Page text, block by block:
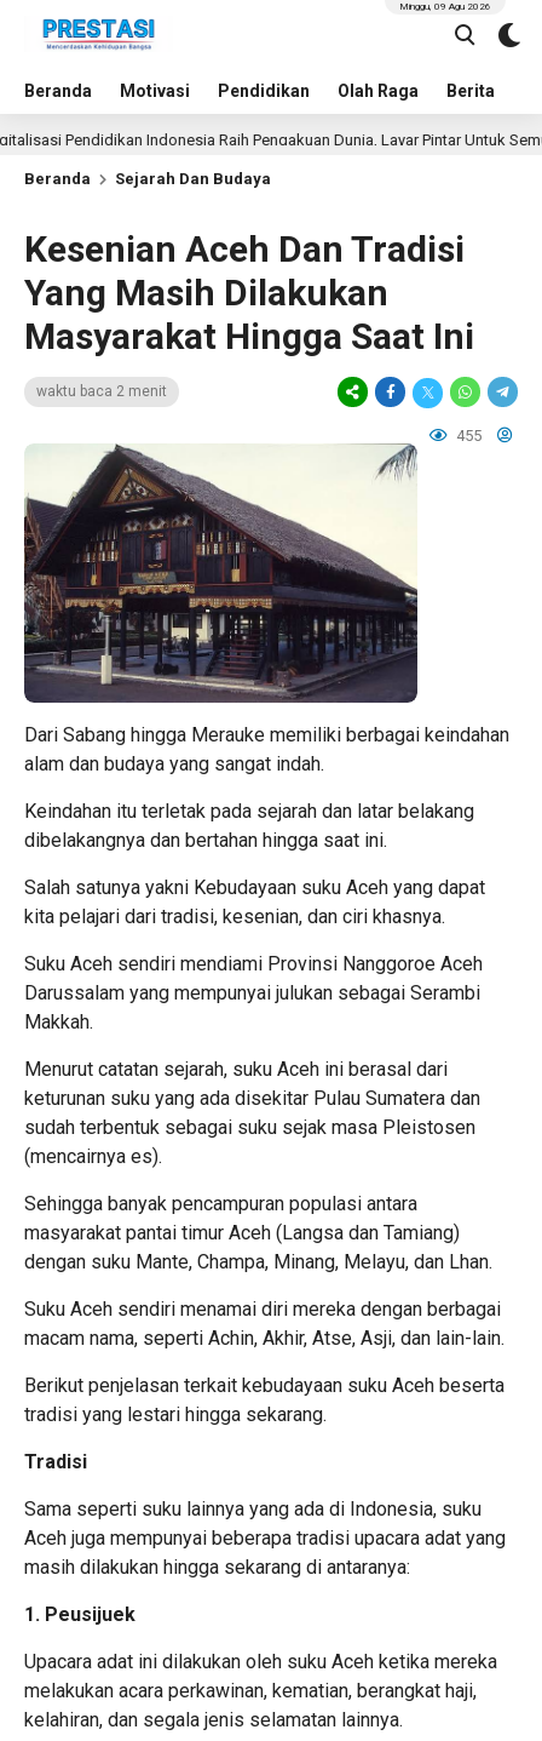
Beranda Motivasi Pendidikan Olah Raga Berita
Minggu, 09 Agu 2026
Pendidikan Indonesia Raih Pengakuan Dunia, Layar Pintar Untuk Semua
Beranda Sejarah Dan Budaya
Kesenian Aceh Dan Tradisi
Yang Masih Dilakukan
Masyarakat Hingga Saat Ini
waktu baca 2 menit
455
Dari Sabang hingga Merauke memiliki berbagai keindahan
alam dan budaya yang sangat indah.
Keindahan itu terletak pada sejarah dan latar belakang
dibelakangnya dan bertahan hingga saat ini.
Salah satunya yakni Kebudayaan suku Aceh yang dapat
kita pelajari dari tradisi, kesenian, dan ciri khasnya.
Suku Aceh sendiri mendiami Provinsi Nanggoroe Aceh
Darussalam yang mempunyai julukan sebagai Serambi
Makkah.
Menurut catatan sejarah, suku Aceh ini berasal dari
keturunan suku yang ada disekitar Pulau Sumatera dan
sudah terbentuk sebagai suku sejak masa Pleistosen
(mencairnya es).
Sehingga banyak pencampuran populasi antara
masyarakat pantai timur Aceh (Langsa dan Tamiang)
dengan suku Mante, Champa, Minang, Melayu, dan Lhan.
Suku Aceh sendiri menamai diri mereka dengan berbagai
macam nama, seperti Achin, Akhir, Atse, Asji, dan lain-lain.
Berikut penjelasan terkait kebudayaan suku Aceh beserta
tradisi yang lestari hingga sekarang.
Tradisi
Sama seperti suku lainnya yang ada di Indonesia, suku
Aceh juga mempunyai beberapa tradisi upacara adat yang
masih dilakukan hingga sekarang di antaranya:
1. Peusijuek
Upacara adat ini dilakukan oleh suku Aceh ketika mereka
melakukan acara perkawinan, kematian, berangkat haji,
kelahiran, dan segala jenis selamatan lainnya.